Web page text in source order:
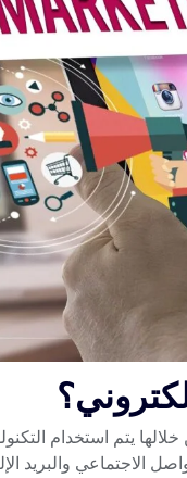
يتم استخدام
الاجتماعي والبريد